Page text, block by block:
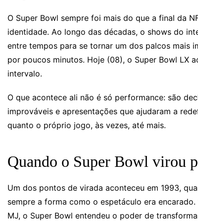
O Super Bowl sempre foi mais do que a final da
identidade. Ao longo das décadas, o shows do
entre tempos para se tornar um dos palcos mais
por poucos minutos. Hoje (08), o Super Bowl LX
intervalo.
O que acontece ali não é só performance: são
improváveis e apresentações que ajudaram a
quanto o próprio jogo, às vezes, até mais.
Quando o Super Bowl virou
Um dos pontos de virada aconteceu em 1993,
sempre a forma como o espetáculo era
MJ, o Super Bowl entendeu o poder de